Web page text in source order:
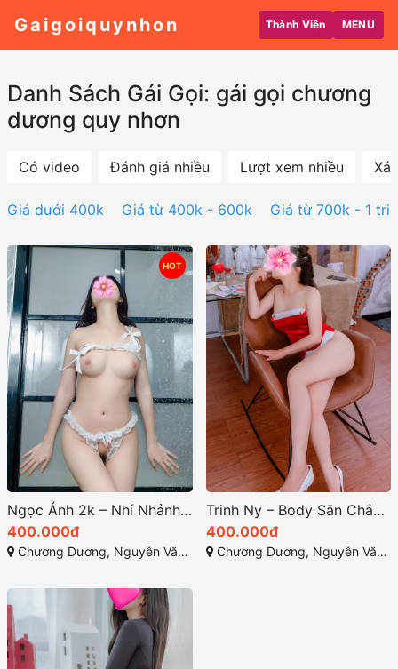
Gaigoiquynhon Thành Viên MENU
Danh Sách Gái Gọi: gái gọi chương
dương quy nhơn
Có video Đánh giá nhiều Lượt xem nhiều
Giá dưới 400k Giá từ 400k - 600k Giá từ 700k - 1
HOT
Ngọc Ánh 2k – Nhí Nhảnh Dễ Thương, Body Gợi Cảm, Làm Tình Phê
400.000đ
Chương Dương, Nguyễn Văn Cừ, TP Quy Nhơn
Trinh Ny – Body Săn Chắc Dịch Vụ Chuẩn,Vú To Kỹ Năng Làm Tình Chuyên Nghiệp
400.000đ
Chương Dương, Nguyễn Văn Cừ, TP Quy Nhơn, Bình Định